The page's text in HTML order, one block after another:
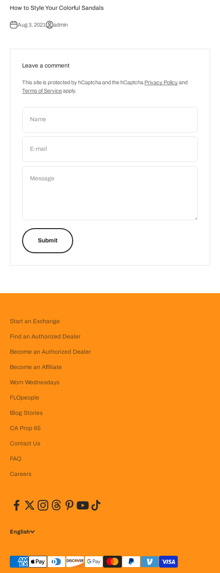
How to Style Your Colorful Sandals
Aug 3, 2021 admin
Leave a comment
This site is protected by hCaptcha and the hCaptcha Privacy Policyand
Terms of Serviceapply.
Name
E-mail
Message
Submit
Start an Exchange
Find an Authorized Dealer
Become an Authorized Dealer
Become an Affiliate
Worn Wednesdays
FLOpeople
Blog Stories
CA Prop 65
Contact Us
FAQ
Careers
English